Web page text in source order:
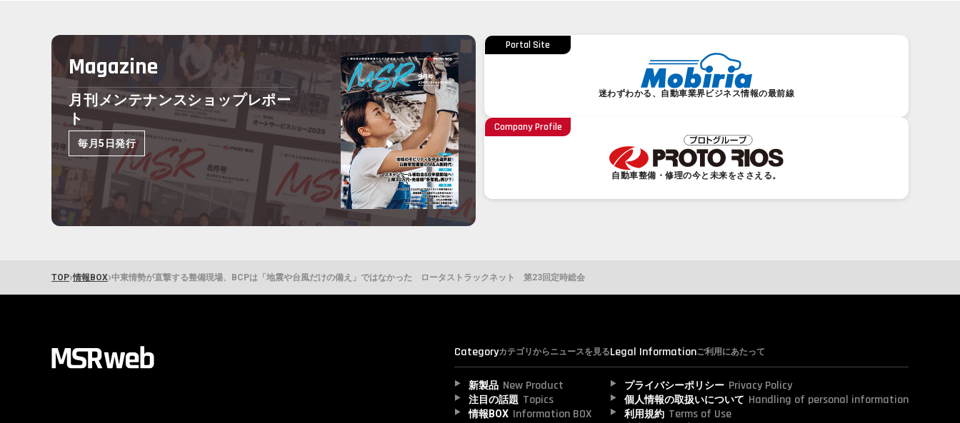
Magazine
月刊メンテナンスショップレポー
ト
毎月5日発行
Portal Site
迷わずわかる、自動車業界ビジネス情報の最前線
Company Profile
自動車整備・修理の今と未来をささえる。
TOP›情報BOX›中東情勢が直撃する整備現場、BCPは「地震や台風だけの備え」ではなかった ロータストラックネット 第23回定時総会
Categoryカテゴリからニュースを見る
新製品 New Product
注目の話題 Topics
情報BOX Information BOX
Legal Informationご利用にあたって
プライバシーポリシー Privacy Policy
個人情報の取扱いについて Handling of personal information
利用規約 Terms of Use